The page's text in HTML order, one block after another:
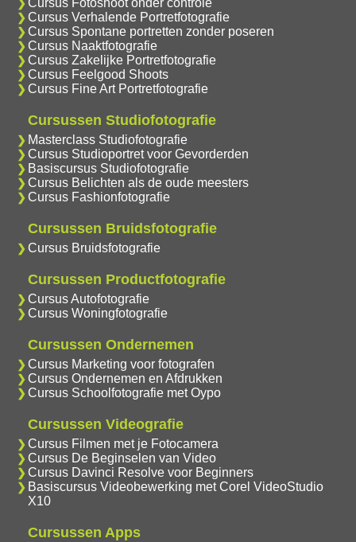
Cursus Fotoshoot onder controle
Cursus Verhalende Portretfotografie
Cursus Spontane portretten zonder poseren
Cursus Naaktfotografie
Cursus Zakelijke Portretfotografie
Cursus Feelgood Shoots
Cursus Fine Art Portretfotografie
Cursussen Studiofotografie
Masterclass Studiofotografie
Cursus Studioportret voor Gevorderden
Basiscursus Studiofotografie
Cursus Belichten als de oude meesters
Cursus Fashionfotografie
Cursussen Bruidsfotografie
Cursus Bruidsfotografie
Cursussen Productfotografie
Cursus Autofotografie
Cursus Woningfotografie
Cursussen Ondernemen
Cursus Marketing voor fotografen
Cursus Ondernemen en Afdrukken
Cursus Schoolfotografie met Oypo
Cursussen Videografie
Cursus Filmen met je Fotocamera
Cursus De Beginselen van Video
Cursus Davinci Resolve voor Beginners
Basiscursus Videobewerking met Corel VideoStudio
X10
Cursussen Apps